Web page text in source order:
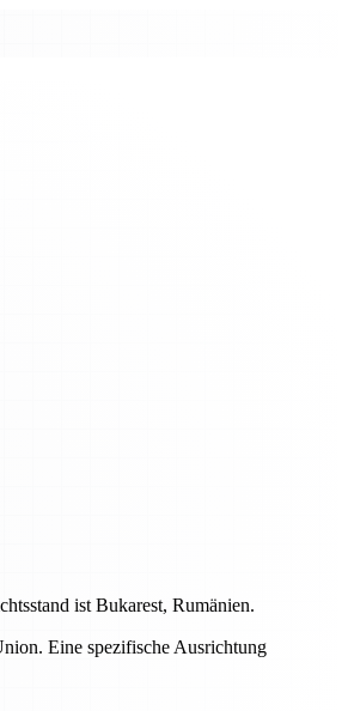
ist Bukarest, Rumänien.
Eine spezifische Ausrichtung